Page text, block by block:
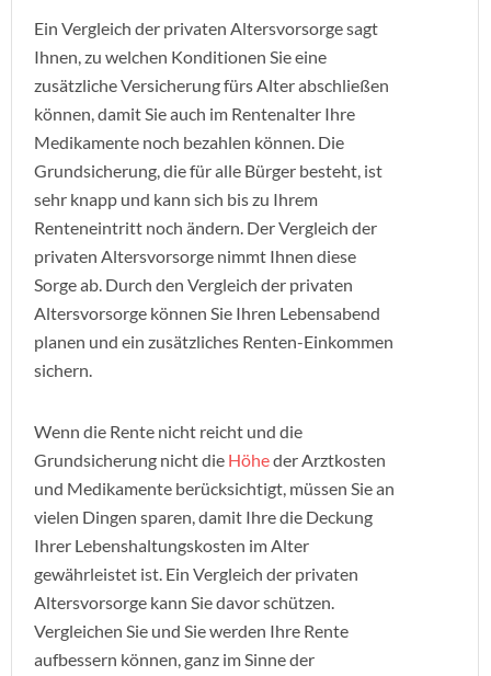
Ein Vergleich der privaten Altersvorsorge sagt
Ihnen, zu welchen Konditionen Sie eine
zusätzliche Versicherung fürs Alter abschließen
können, damit Sie auch im Rentenalter Ihre
Medikamente noch bezahlen können. Die
Grundsicherung, die für alle Bürger besteht, ist
sehr knapp und kann sich bis zu Ihrem
Renteneintritt noch ändern. Der Vergleich der
privaten Altersvorsorge nimmt Ihnen diese
Sorge ab. Durch den Vergleich der privaten
Altersvorsorge können Sie Ihren Lebensabend
planen und ein zusätzliches Renten-Einkommen
sichern.
Wenn die Rente nicht reicht und die
Grundsicherung nicht die Höheder Arztkosten
und Medikamente berücksichtigt, müssen Sie an
vielen Dingen sparen, damit Ihre die Deckung
Ihrer Lebenshaltungskosten im Alter
gewährleistet ist. Ein Vergleich der privaten
Altersvorsorge kann Sie davor schützen.
Vergleichen Sie und Sie werden Ihre Rente
aufbessern können, ganz im Sinne der